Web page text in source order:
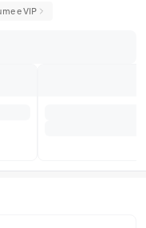
e VIP